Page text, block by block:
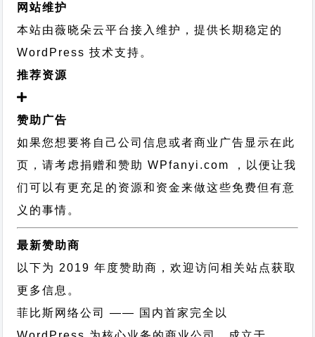
网站维护
本站由薇晓朵云平台接入维护，提供长期稳定的
WordPress 技术支持 。
推荐资源
赞助广告
如果您想要将自己公司信息或者商业广告显示在此
页，请考虑捐赠和赞助 WPfanyi.com ，以便让我
们可以有更充足的资源和资金来做这些免费但有意
义的事情。
最新赞助商
以下为 2019 年度赞助商，欢迎访问相关站点获取
更多信息。
菲比斯网络公司
—— 国内首家完全以